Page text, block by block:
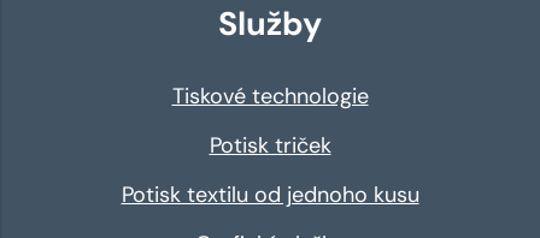
Služby
Tiskové technologie
Potisk triček
Potisk textilu od jednoho kusu